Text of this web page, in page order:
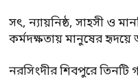
সৎ, ন্যায়নিষ্ঠ, সাহসী ও
কর্মদক্ষতায় মানুষের
নরসিংদীর শিবপুরে তিনটি